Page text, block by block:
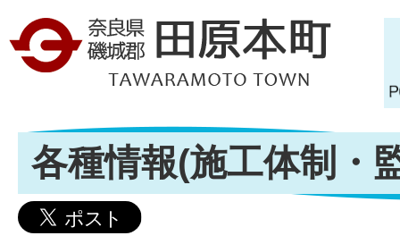
各種情報(施工体制・